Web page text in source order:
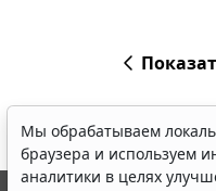
Мы обрабатываем
браузера и используем
аналитики в целях